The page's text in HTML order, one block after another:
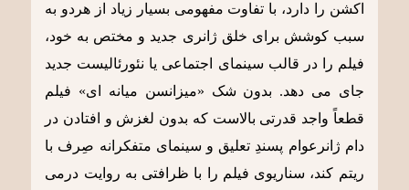
اکشن را دارد، با تفاوت مفهومی بسیار زیاد از هردو به
سبب کوشش برای خلق ژانری جدید و مختص به خود،
فیلم را در قالب سینمای اجتماعی یا نئورئالیست جدید
جای می دهد. بدون شک «میزانسن میانه ای» فیلم
قطعاً واجد قدرتی بالاست که بدون لغزش و افتادن در
دام ژانرعوام پسندِ تعلیق و سینمای متفکرانه صِرف با
ریتم کند، سناریوی فیلم را با ظرافتی به روایت درمی